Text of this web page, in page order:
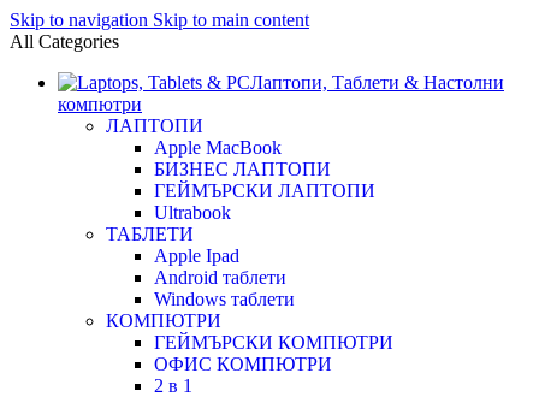
Skip to navigation Skip to main content
All Categories
Лаптопи, Таблети & Настолни
компютри
ЛАПТОПИ
Apple MacBook
БИЗНЕС ЛАПТОПИ
ГЕЙМЪРСКИ ЛАПТОПИ
Ultrabook
ТАБЛЕТИ
Apple Ipad
Android таблети
Windows таблети
КОМПЮТРИ
ГЕЙМЪРСКИ КОМПЮТРИ
ОФИС КОМПЮТРИ
2 в 1